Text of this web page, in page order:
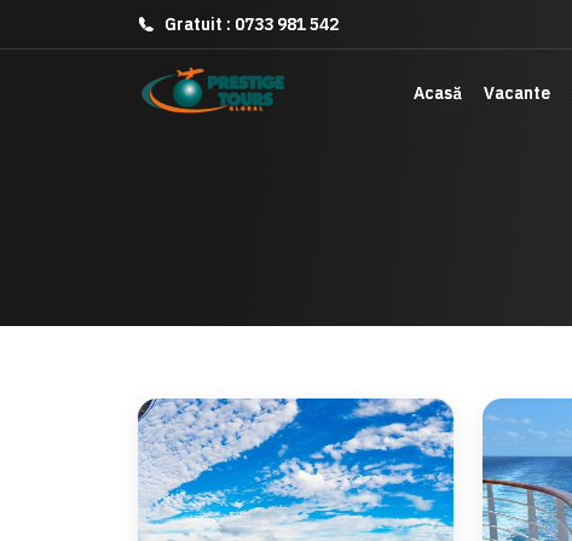
Gratuit : 0733 981 542
Acasă Vacante
Gratuit : 0733 981 542
Acasă Vacante